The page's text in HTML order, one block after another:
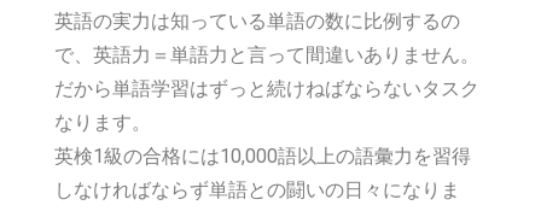
英語の実力は知っている単語の数に比例するの
で、英語力＝単語力と言って間違いありません。
だから単語学習はずっと続けねばならないタスク
なります。
英検1級の合格には10,000語以上の語彙力を習得
しなければならず単語との闘いの日々になりま